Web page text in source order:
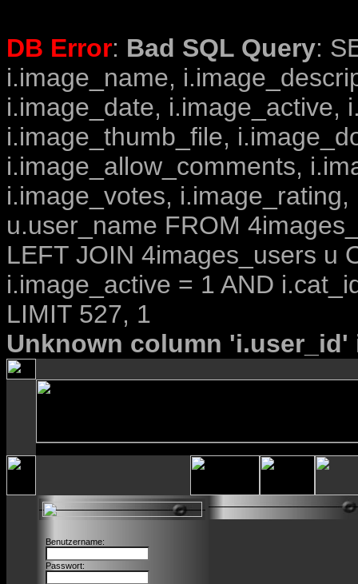
DB Error: Bad SQL Query:
i.image_name,
i.image_date, i.image_active,
i.image_thumb_file,
i.image_allow_comments,
i.image_votes,
u.user_name FROM
LEFT JOIN 4images_users u
i.image_active = 1 AND
LIMIT 527, 1
Unknown column
Benutzername:
Passwort: